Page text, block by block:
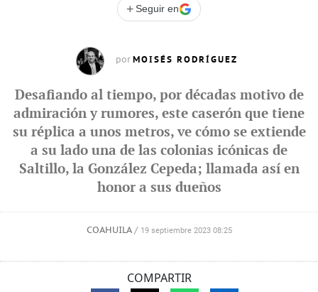
+ Seguir en
por MOISÉS RODRÍGUEZ
Desafiando al tiempo, por décadas motivo de
admiración y rumores, este caserón que tiene
su réplica a unos metros, ve cómo se extiende
a su lado una de las colonias icónicas de
Saltillo, la González Cepeda; llamada así en
honor a sus dueños
COAHUILA / 19 septiembre 2023 08:25
COMPARTIR